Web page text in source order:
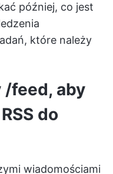
później, co jest
które należy
/feed, aby
do
wiadomościami